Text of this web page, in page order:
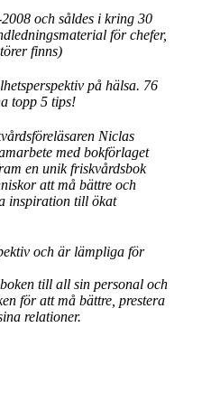
och såldes i kring 30
för chefer,
finns)
på hälsa. 76
topp 5 tips!
Niclas
med bokförlaget
en unik friskvårdsbok
att må bättre och
inspiration till ökat
och är lämpliga för
till all sin personal och
för att må bättre, prestera
relationer.